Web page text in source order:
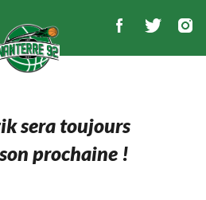
sera toujours
prochaine !